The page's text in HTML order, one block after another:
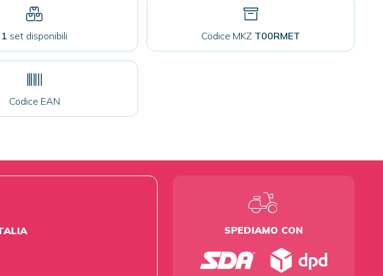
1 set disponibili Codice MKZ T00RMET
Codice EAN
SPEDIAMO CON